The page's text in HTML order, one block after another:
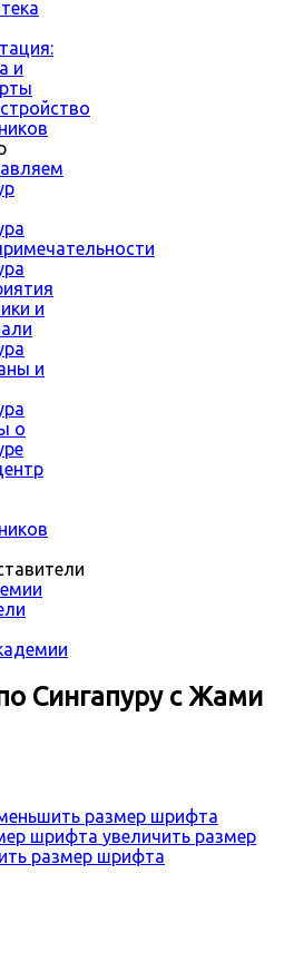
и
и
и
о
Сингапуру с Жами
размер шрифта
увеличить размер